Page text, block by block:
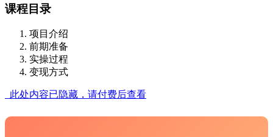
课程目录
项目介绍
前期准备
实操过程
变现方式
此处内容已隐藏，请付费后查看